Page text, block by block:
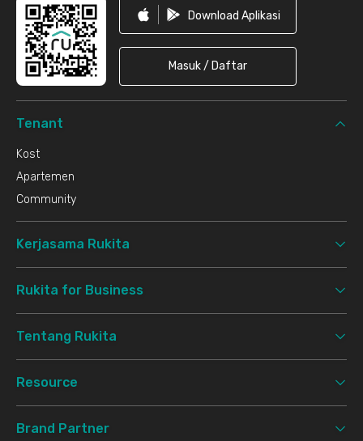
Download Aplikasi
Masuk / Daftar
Tenant
Kost
Apartemen
Community
Kerjasama Rukita
Rukita for Business
Tentang Rukita
Resource
Brand Partner